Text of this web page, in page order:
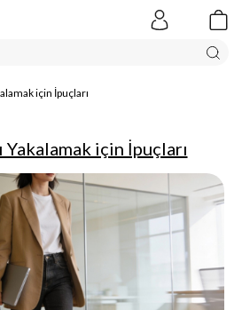
için İpuçları
Yakalamak için İpuçları